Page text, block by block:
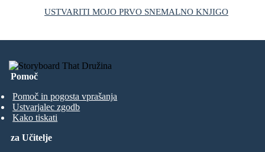
USTVARITI MOJO PRVO SNEMALNO KNJIGO
Pomoč
Pomoč in pogosta vprašanja
Ustvarjalec zgodb
Kako tiskati
za Učitelje